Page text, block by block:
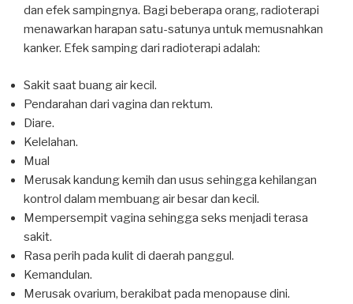
dan efek sampingnya. Bagi beberapa orang, radioterapi
menawarkan harapan satu-satunya untuk memusnahkan
kanker. Efek samping dari radioterapi adalah:
Sakit saat buang air kecil.
Pendarahan dari vagina dan rektum.
Diare.
Kelelahan.
Mual
Merusak kandung kemih dan usus sehingga kehilangan
kontrol dalam membuang air besar dan kecil.
Mempersempit vagina sehingga seks menjadi terasa
sakit.
Rasa perih pada kulit di daerah panggul.
Kemandulan.
Merusak ovarium, berakibat pada menopause dini.